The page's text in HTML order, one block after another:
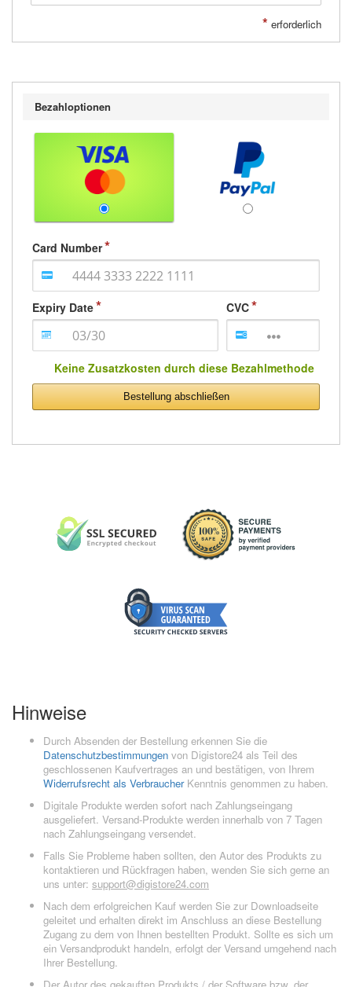
* erforderlich
Bezahloptionen
Card Number
Expiry Date CVC
Keine Zusatzkosten durch diese Bezahlmethode
Bestellung abschließen
Hinweise
Durch Absenden der Bestellung erkennen Sie die
Datenschutzbestimmungen von Digistore24 als Teil des
geschlossenen Kaufvertrages an und bestätigen, von Ihrem
Widerrufsrecht als VerbraucherKenntnis genommen zu haben.
Digitale Produkte werden sofort nach Zahlungseingang
ausgeliefert. Versand-Produkte werden innerhalb von 7 Tagen
nach Zahlungseingang versendet.
Falls Sie Probleme haben sollten, den Autor des Produkts zu
kontaktieren und Rückfragen haben, wenden Sie sich gerne an
uns unter: support@digistore24.com
Nach dem erfolgreichen Kauf werden Sie zur Downloadseite
geleitet und erhalten direkt im Anschluss an diese Bestellung
Zugang zu dem von Ihnen bestellten Produkt. Sollte es sich um
ein Versandprodukt handeln, erfolgt der Versand umgehend nach
Ihrer Bestellung.